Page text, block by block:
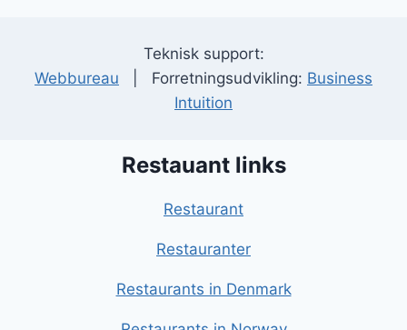
Teknisk support:
Webbureau | Forretningsudvikling: Business
Intuition
Restauant links
Restaurant
Restauranter
Restaurants in Denmark